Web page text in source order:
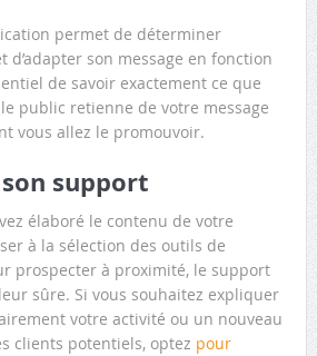
permet de déterminer
d’adapter son message en fonction
de savoir exactement ce que
public retienne de votre message
vous allez le promouvoir.
support
élaboré le contenu de votre
à la sélection des outils de
prospecter à proximité, le support
sûre. Si vous souhaitez expliquer
votre activité ou un nouveau
clients potentiels, optez pour